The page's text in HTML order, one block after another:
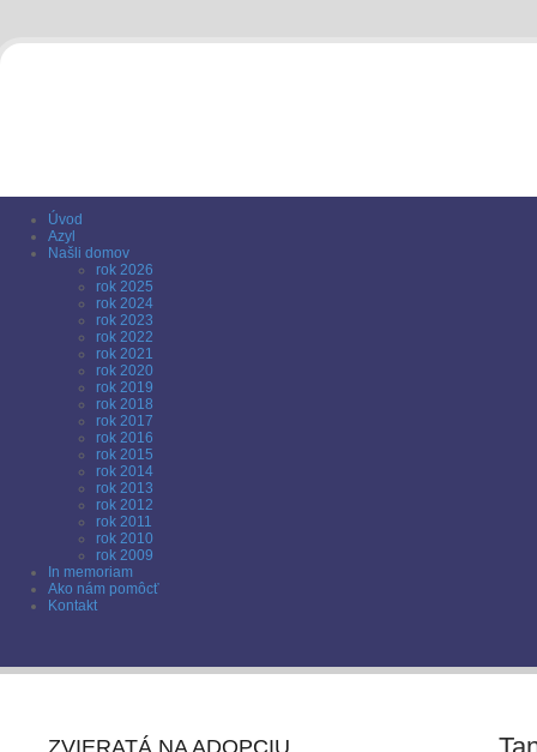
Úvod
Azyl
Našli domov
rok 2026
rok 2025
rok 2024
rok 2023
rok 2022
rok 2021
rok 2020
rok 2019
rok 2018
rok 2017
rok 2016
rok 2015
rok 2014
rok 2013
rok 2012
rok 2011
rok 2010
rok 2009
In memoriam
Ako nám pomôcť
Kontakt
ZVIERATÁ NA ADOPCIU